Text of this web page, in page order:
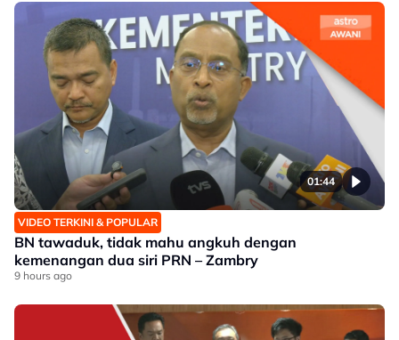
01:44
VIDEO TERKINI & POPULAR
BN tawaduk, tidak mahu angkuh dengan
kemenangan dua siri PRN – Zambry
9 hours ago